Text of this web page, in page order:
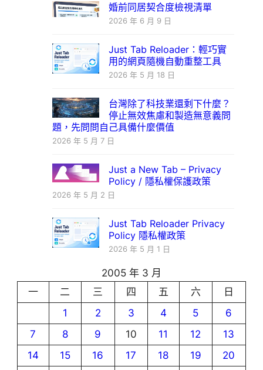
婚前同居契合度檢視清單
2026 年 6 月 9 日
Just Tab Reloader：輕巧實
用的網頁隨機自動重整工具
2026 年 5 月 18 日
台灣除了科技業還剩下什麼？
停止無效焦慮和製造無意義問
題，先問問自己具備什麼價值
2026 年 5 月 7 日
Just a New Tab – Privacy
Policy / 隱私權保護政策
2026 年 5 月 2 日
Just Tab Reloader Privacy
Policy 隱私權政策
2026 年 5 月 1 日
2005 年 3 月
一
二 三 四 五 六
日
1
2 3 4 5
6
7
8 9 10 11 12
13
14
15 16 17 18 19
20